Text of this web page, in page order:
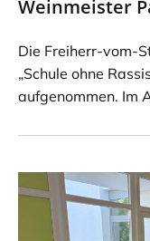
Weinmeister
Die Freiherr-vom-
„Schule ohne
aufgenommen. Im